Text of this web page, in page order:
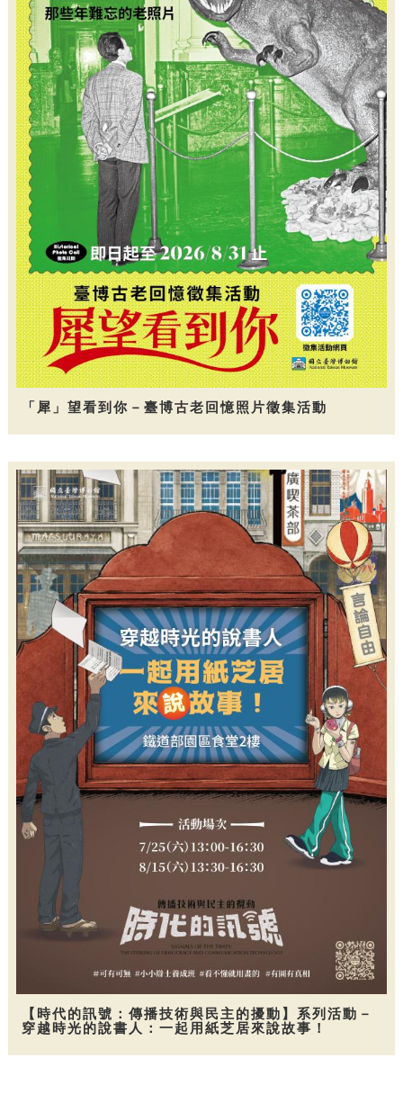
「犀」望看到你－臺博古老回憶照片徵集活動
【時代的訊號：傳播技術與民主的擾動】系列活動－
穿越時光的說書人：一起用紙芝居來說故事！